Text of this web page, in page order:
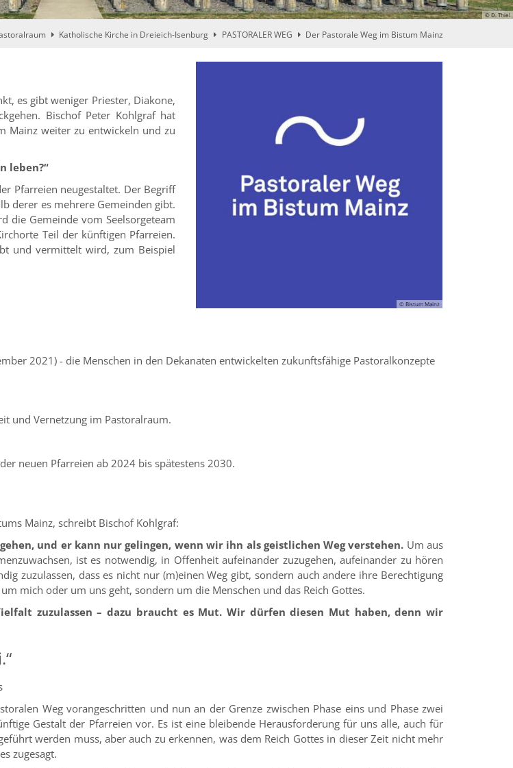
© D. Thiel
Katholische Kirche in Dreieich-Isenburg PASTORALER WEG Der Pastorale Weg im Bistum Mainz
© Bistum Mainz
es gibt weniger Priester, Diakone,
Bischof Peter Kohlgraf hat
Mainz weiter zu entwickeln und zu
leben?“
Pfarreien neugestaltet. Der Begriff
derer es mehrere Gemeinden gibt.
die Gemeinde vom Seelsorgeteam
Teil der künftigen Pfarreien.
und vermittelt wird, zum Beispiel
2021) - die Menschen in den Dekanaten entwickelten zukunftsfähige Pastoralkonzepte
und Vernetzung im Pastoralraum.
neuen Pfarreien ab 2024 bis spätestens 2030.
Mainz, schreibt Bischof Kohlgraf:
und er kann nur gelingen, wenn wir ihn als geistlichen Weg verstehen. Um aus
ist es notwendig, in Offenheit aufeinander zuzugehen, aufeinander zu hören
zuzulassen, dass es nicht nur (m)einen Weg gibt, sondern auch andere ihre Berechtigung
mich oder um uns geht, sondern um die Menschen und das Reich Gottes.
zuzulassen – dazu braucht es Mut. Wir dürfen diesen Mut haben, denn wir
Weg vorangeschritten und nun an der Grenze zwischen Phase eins und Phase zwei
Gestalt der Pfarreien vor. Es ist eine bleibende Herausforderung für uns alle, auch für
werden muss, aber auch zu erkennen, was dem Reich Gottes in dieser Zeit nicht mehr
zugesagt.